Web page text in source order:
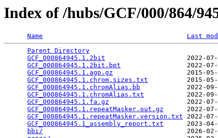
Index of /hubs/GCF/000/864/
Name
Last
Parent Directory
GCF_000864945.1.2bit
2022-
GCF_000864945.1.2bit.bpt
2022-
GCF_000864945.1.agp.gz
2015-
GCF_000864945.1.chrom.sizes.txt
2015-
GCF_000864945.1.chromAlias.bb
2022-
GCF_000864945.1.chromAlias.txt
2022-
GCF_000864945.1.fa.gz
2022-
GCF_000864945.1.repeatMasker.out.gz
2022-
GCF_000864945.1.repeatMasker.version.txt 2022-
GCF_000864945.1_assembly_report.txt
2023-
bbi/
2026-